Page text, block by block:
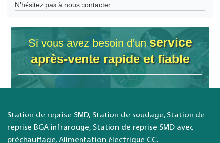
N'hésitez pas à nous contacter.
Si vous avez besoin d'unservice
après-vente rapide et fiable
Station de reprise SMD, Station de soudage, Station de
reprise BGA infrarouge, Station de reprise SMD avec
préchauffage, Alimentation électrique CC.